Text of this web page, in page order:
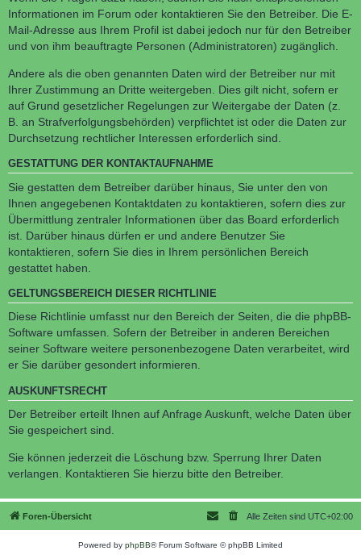
Informationen im Forum oder kontaktieren Sie den Betreiber. Die E-
Mail-Adresse aus Ihrem Profil ist dabei jedoch nur für den Betreiber
und von ihm beauftragte Personen (Administratoren) zugänglich.
Andere als die oben genannten Daten wird der Betreiber nur mit
Ihrer Zustimmung an Dritte weitergeben. Dies gilt nicht, sofern er
auf Grund gesetzlicher Regelungen zur Weitergabe der Daten (z.
B. an Strafverfolgungsbehörden) verpflichtet ist oder die Daten zur
Durchsetzung rechtlicher Interessen erforderlich sind.
GESTATTUNG DER KONTAKTAUFNAHME
Sie gestatten dem Betreiber darüber hinaus, Sie unter den von
Ihnen angegebenen Kontaktdaten zu kontaktieren, sofern dies zur
Übermittlung zentraler Informationen über das Board erforderlich
ist. Darüber hinaus dürfen er und andere Benutzer Sie
kontaktieren, sofern Sie dies in Ihrem persönlichen Bereich
gestattet haben.
GELTUNGSBEREICH DIESER RICHTLINIE
Diese Richtlinie umfasst nur den Bereich der Seiten, die die phpBB-
Software umfassen. Sofern der Betreiber in anderen Bereichen
seiner Software weitere personenbezogene Daten verarbeitet, wird
er Sie darüber gesondert informieren.
AUSKUNFTSRECHT
Der Betreiber erteilt Ihnen auf Anfrage Auskunft, welche Daten über
Sie gespeichert sind.
Sie können jederzeit die Löschung bzw. Sperrung Ihrer Daten
verlangen. Kontaktieren Sie hierzu bitte den Betreiber.
Foren-Übersicht Alle Zeiten sind UTC+02:00
Powered by phpBB® Forum Software © phpBB Limited